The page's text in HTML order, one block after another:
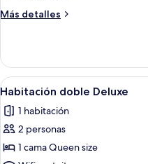
baño
Más detalles
Más
cuádruple
familiar,
baño
Abrir
todas
las
fotos
de
21
Habitación doble Deluxe
1 habitación
2 personas
1 cama Queen size